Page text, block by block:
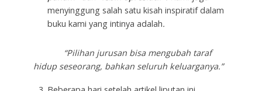
menyinggung salah satu kisah inspiratif dalam
buku kami yang intinya adalah.
“Pilihan jurusan bisa mengubah taraf
hidup seseorang, bahkan seluruhkeluarganya.”